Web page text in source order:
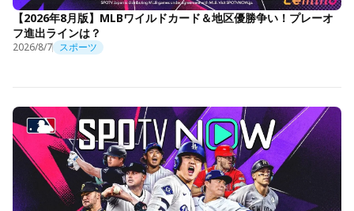
【2026年8月版】MLBワイルドカード＆地区優勝争い！プレーオ
フ進出ラインは？
2026/8/7 スポーツ